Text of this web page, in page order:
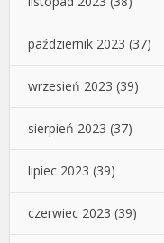
październik 2023 (37)
wrzesień 2023 (39)
sierpień 2023 (37)
lipiec 2023 (39)
czerwiec 2023 (39)